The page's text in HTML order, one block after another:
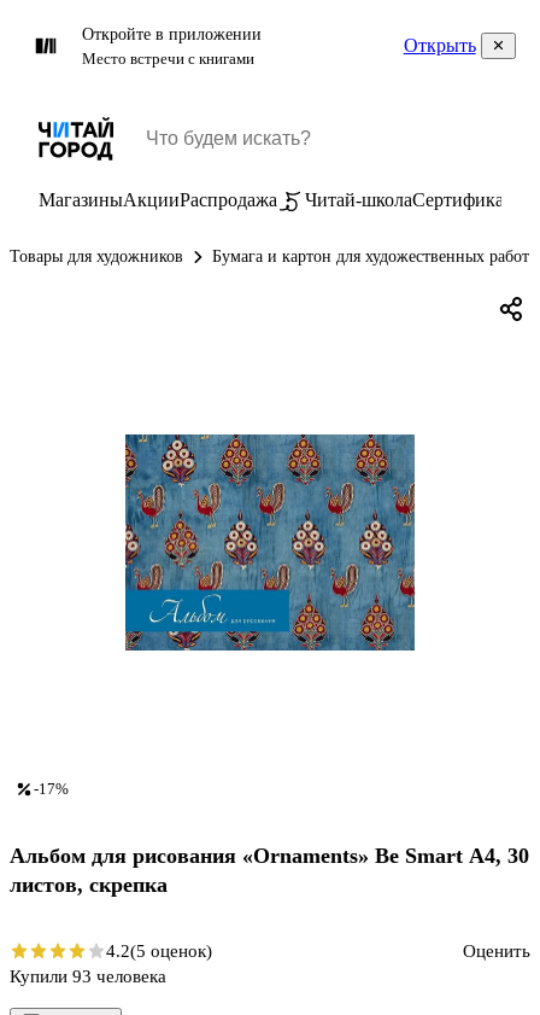
Откройте в приложении
Место встречи с книгами
Открыть
МагазиныАкцииРаспродажа Читай-школаСертификаты
Товары для художников Бумага и картон для художественных работ
-17%
Альбом для рисования «Ornaments» Be Smart А4, 30
листов, скрепка
4.2(5 оценок)
Оценить
Купили 93 человека